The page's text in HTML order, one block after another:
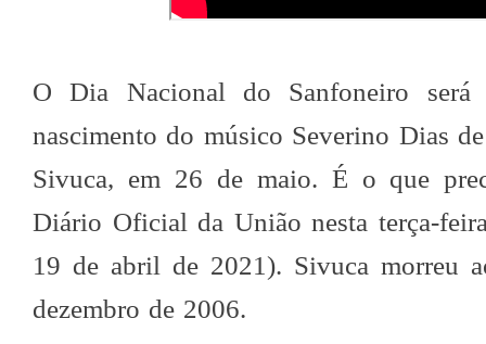
O Dia Nacional do Sanfoneiro será
nascimento do músico Severino Dias
Sivuca, em 26 de maio. É o que
Diário Oficial da União nesta terça-
19 de abril de 2021). Sivuca morreu
dezembro de 2006.